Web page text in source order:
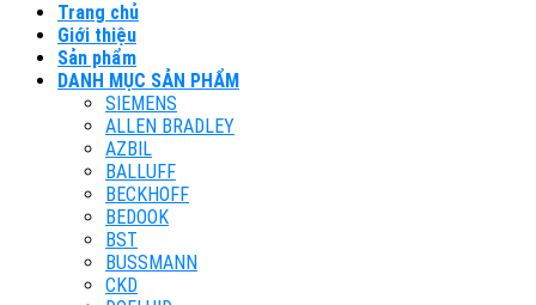
Trang chủ
Giới thiệu
Sản phẩm
DANH MỤC SẢN PHẨM
SIEMENS
ALLEN BRADLEY
AZBIL
BALLUFF
BECKHOFF
BEDOOK
BST
BUSSMANN
CKD